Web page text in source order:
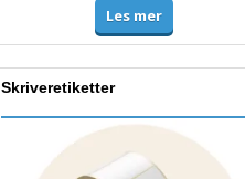
Les mer
Skriveretiketter